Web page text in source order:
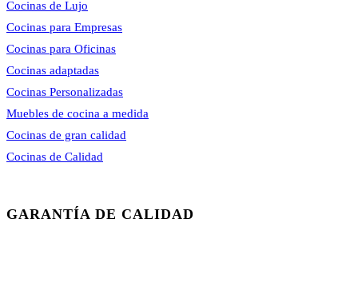
Cocinas de Lujo
Cocinas para Empresas
Cocinas para Oficinas
Cocinas adaptadas
Cocinas Personalizadas
Muebles de cocina a medida
Cocinas de gran calidad
Cocinas de Calidad
GARANTÍA DE CALIDAD